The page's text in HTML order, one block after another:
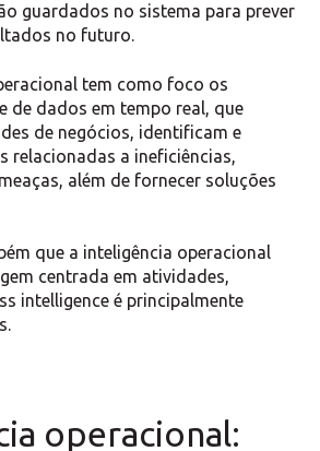
guardados no sistema para prever
no futuro.
tem como foco os
de dados em tempo real, que
de negócios, identificam e
relacionadas a ineficiências,
além de fornecer soluções
que a inteligência operacional
centrada em atividades,
intelligence é principalmente
operacional: